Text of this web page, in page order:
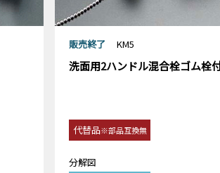
販売終了 KM5
洗面用2ハンドル混合栓ゴム栓
代替品※部品互換無
分解図